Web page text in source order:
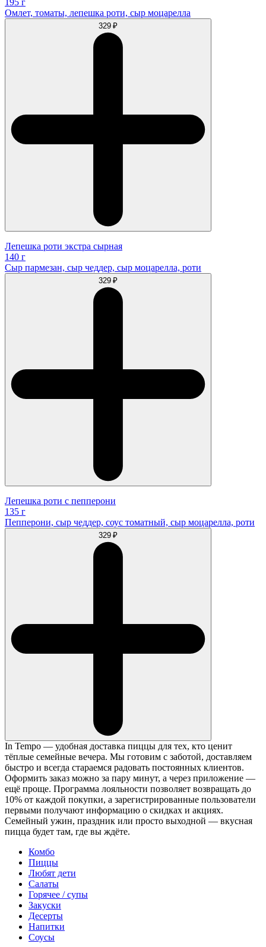
Омлет, томаты, лепешка роти, сыр моцарелла
329 ₽
Лепешка роти экстра сырная
140 г
Сыр пармезан, сыр чеддер, сыр моцарелла, роти
329 ₽
Лепешка роти с пепперони
135 г
Пепперони, сыр чеддер, соус томатный, сыр моцарелла, роти
329 ₽
In Tempo — удобная доставка пиццы для тех, кто ценит
тёплые семейные вечера. Мы готовим с заботой, доставляем
быстро и всегда стараемся радовать постоянных клиентов.
Оформить заказ можно за пару минут, а через приложение —
ещё проще. Программа лояльности позволяет возвращать до
10% от каждой покупки, а зарегистрированные пользователи
первыми получают информацию о скидках и акциях.
Семейный ужин, праздник или просто выходной — вкусная
пицца будет там, где вы ждёте.
Комбо
Пиццы
Любят дети
Салаты
Горячее / супы
Закуски
Десерты
Напитки
Соусы